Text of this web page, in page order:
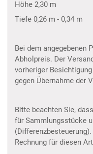
Höhe 2,30 m
Tiefe 0,26 m - 0,34 m
Bei dem angegebenen
Abholpreis. Der
vorheriger
gegen Übernahme der
Bitte beachten Sie,
für Sammlungsstücke
Rechnung für diesen